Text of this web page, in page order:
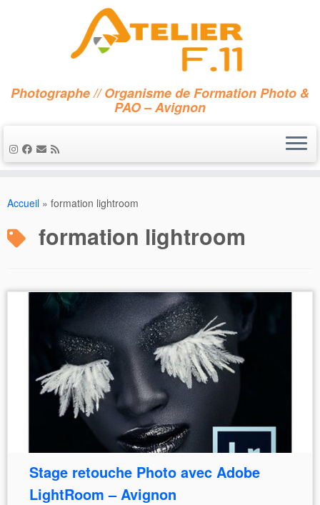
au
Photographe // Organisme de Formation Photo &
PAO – Avignon
Accueil » formation lightroom
formation lightroom
Stage retouche Photo avec Adobe
LightRoom – Avignon